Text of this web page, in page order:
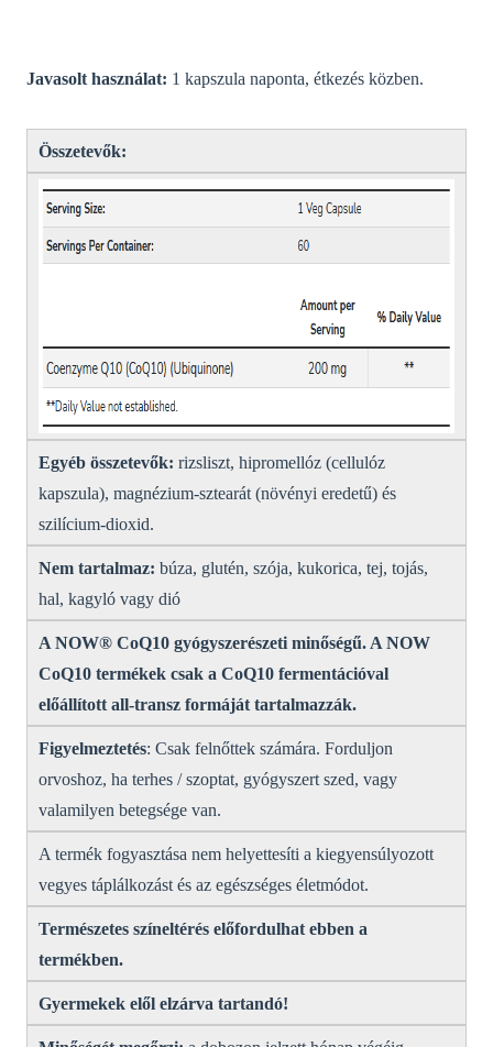
Javasolt használat: 1 kapszula naponta, étkezés közben.
Összetevők:
Egyéb összetevők: rizsliszt, hipromellóz (cellulóz
kapszula), magnézium-sztearát (növényi eredetű) és
szilícium-dioxid.
Nem tartalmaz: búza, glutén, szója, kukorica, tej, tojás,
hal, kagyló vagy dió
A NOW® CoQ10 gyógyszerészeti minőségű. A NOW
CoQ10 termékek csak a CoQ10 fermentációval
előállított all-transz formáját tartalmazzák.
Figyelmeztetés: Csak felnőttek számára. Forduljon
orvoshoz, ha terhes / szoptat, gyógyszert szed, vagy
valamilyen betegsége van.
A termék fogyasztása nem helyettesíti a kiegyensúlyozott
vegyes táplálkozást és az egészséges életmódot.
Természetes színeltérés előfordulhat ebben a
termékben.
Gyermekek elől elzárva tartandó!